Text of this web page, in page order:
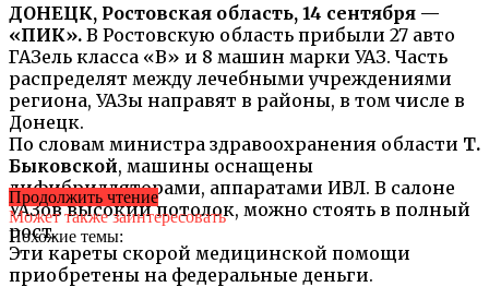
ДОНЕЦК, Ростовская область, 14 сентября —
«ПИК». В Ростовскую область прибыли 27 авто
ГАЗель класса «В» и 8 машин марки УАЗ. Часть
распределят между лечебными учреждениями
региона, УАЗы направят в районы, в том числе в
Донецк.
По словам министра здравоохранения области Т.
Быковской, машины оснащены
дифибрилляторами, аппаратами ИВЛ. В салоне
УАЗов высокий потолок, можно стоять в полный
рост.
Эти кареты скорой медицинской помощи
приобретены на федеральные деньги.
Продолжить чтение
Может также заинтересовать
Похожие темы: